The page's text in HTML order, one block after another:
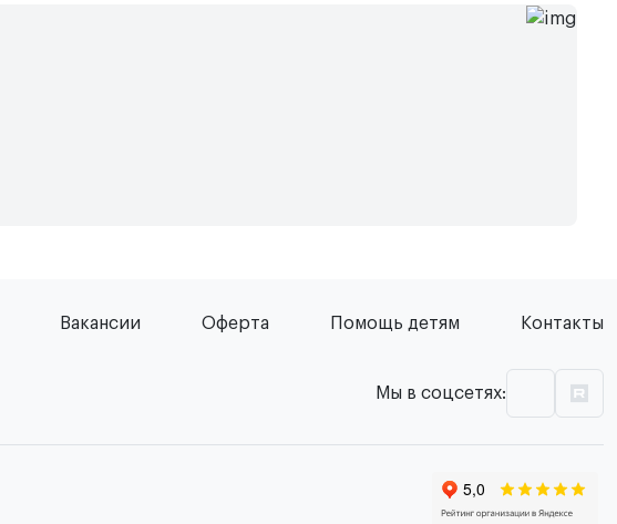
Вакансии Оферта Помощь детям Контакты
Мы в соцсетях: